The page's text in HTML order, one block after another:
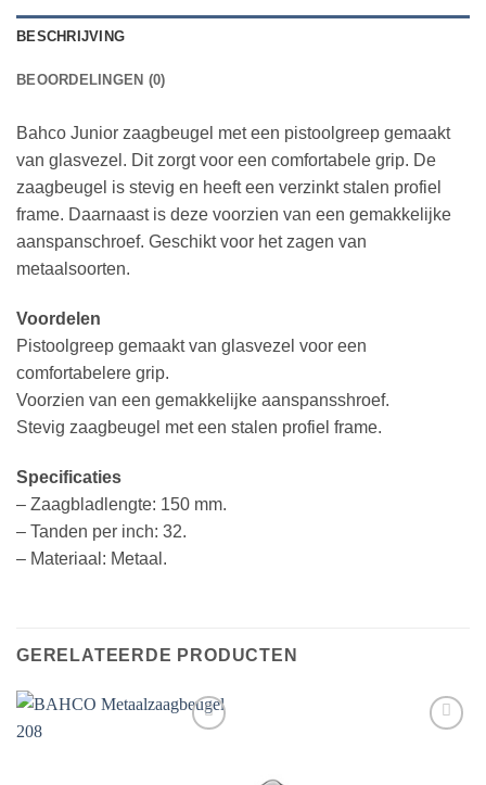
BESCHRIJVING
BEOORDELINGEN (0)
Bahco Junior zaagbeugel met een pistoolgreep gemaakt
van glasvezel. Dit zorgt voor een comfortabele grip. De
zaagbeugel is stevig en heeft een verzinkt stalen profiel
frame. Daarnaast is deze voorzien van een gemakkelijke
aanspanschroef. Geschikt voor het zagen van
metaalsoorten.
Voordelen
Pistoolgreep gemaakt van glasvezel voor een
comfortabelere grip.
Voorzien van een gemakkelijke aanspansshroef.
Stevig zaagbeugel met een stalen profiel frame.
Specificaties
– Zaagbladlengte: 150 mm.
– Tanden per inch: 32.
– Materiaal: Metaal.
GERELATEERDE PRODUCTEN